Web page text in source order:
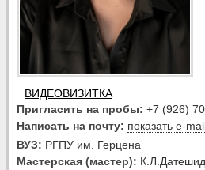
ВИДЕОВИЗИТКА
Пригласить на пробы: +7 (926)
Написать на почту: показать e-
ВУЗ: РГПУ им. Герцена
Мастерская (мастер):